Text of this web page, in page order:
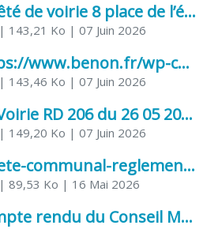
Arrêté de voirie 8 place de l’église 17170 Benon
| 143,21 Ko | 07 Juin 2026
https://www.benon.fr/wp-content/uploads/2026/06/AR-Voirie-Chemin-de-Lafond-du-26-05-2026.pdf
| 143,46 Ko | 07 Juin 2026
AR Voirie RD 206 du 26 05 2026
| 149,20 Ko | 07 Juin 2026
Arrete-communal-reglemenatnt-des-bruits-de-voisinage-et-des-activites-bruyantes
| 89,53 Ko | 16 Mai 2026
Compte rendu du Conseil Municipal du 06 mai 2026